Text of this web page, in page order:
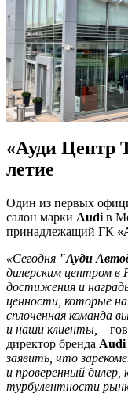
«Ауди Центр
летие
Один из первых
салон марки Audi в
принадлежащий ГК
«Сегодня "Ауди
дилерским центром в
достижения и
ценности, которые
сплоченная команда
и наши клиенты, –
директор бренда Audi
заявить, что
и проверенный дилер,
турбулентности